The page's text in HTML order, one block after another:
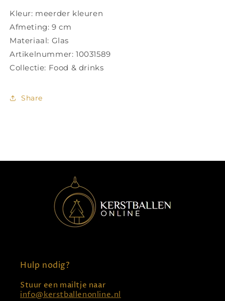
Kleur: meerder kleuren
Afmeting: 9 cm
Materiaal: Glas
Artikelnummer: 10031589
Collectie: Food & drinks
Share
Hulp nodig?
Stuur een mailtje naar
info@kerstballenonline.nl